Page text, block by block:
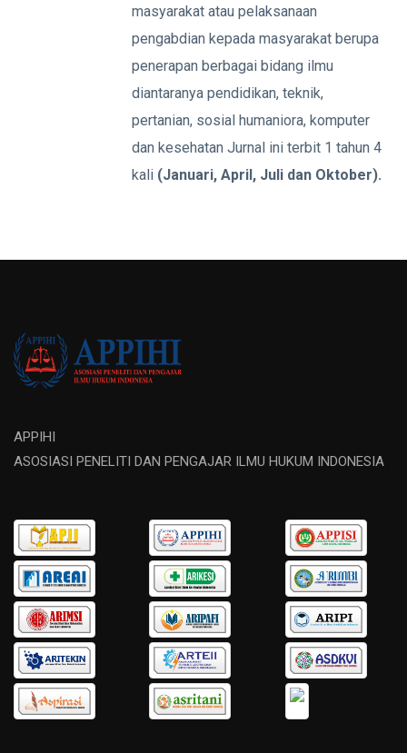
masyarakat atau pelaksanaan
pengabdian kepada masyarakat berupa
penerapan berbagai bidang ilmu
diantaranya pendidikan, teknik,
pertanian, sosial humaniora, komputer
dan kesehatan Jurnal ini terbit 1 tahun 4
kali (Januari, April, Juli dan Oktober).
APPIHI
ASOSIASI PENELITI DAN PENGAJAR ILMU HUKUM INDONESIA